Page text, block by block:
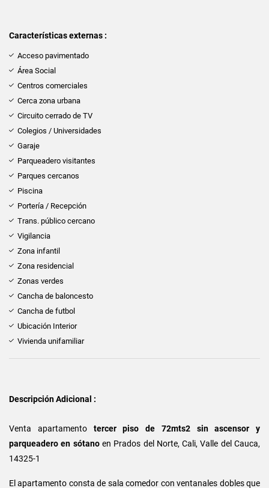
Características externas :
Acceso pavimentado
Área Social
Centros comerciales
Cerca zona urbana
Circuito cerrado de TV
Colegios / Universidades
Garaje
Parqueadero visitantes
Parques cercanos
Piscina
Portería / Recepción
Trans. público cercano
Vigilancia
Zona infantil
Zona residencial
Zonas verdes
Cancha de baloncesto
Cancha de futbol
Ubicación Interior
Vivienda unifamiliar
Descripción Adicional :
Venta apartamentotercer piso de 72mts2 sin ascensor y
parqueadero en sótano en Prados del Norte, Cali, Valle del Cauca,
14325-1
El apartamento consta de sala comedor con ventanales dobles que